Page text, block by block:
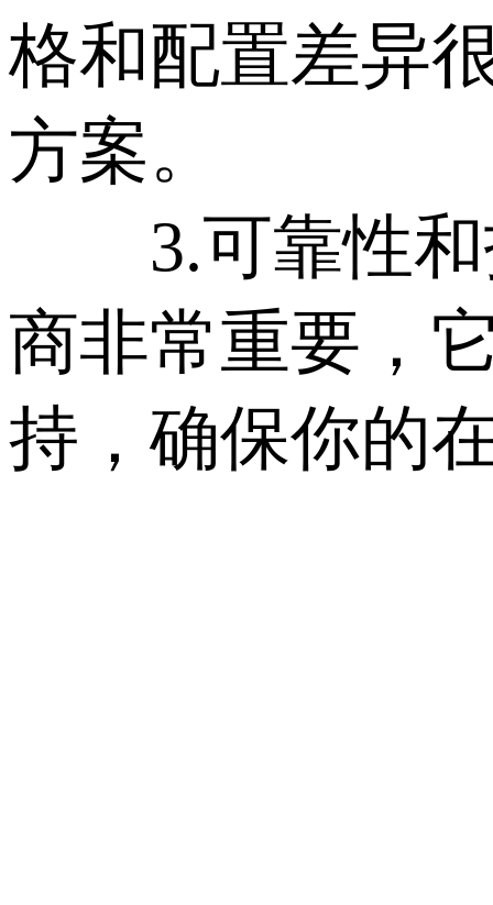
格和配置差异
方案。
3.可靠性和
商非常重要，
持，确保你的